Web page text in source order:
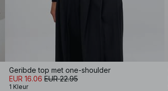
Geribde top met one-shoulder
EUR 16.06 EUR 22.95
1 Kleur